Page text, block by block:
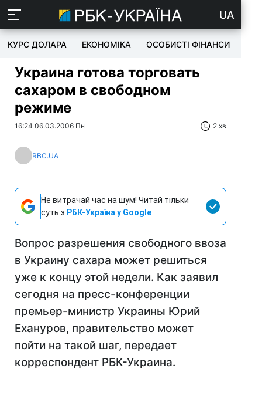
UA
КУРС ДОЛАРА ЕКОНОМІКА ОСОБИСТІ ФІНАНСИ
Украина готова торговать
сахаром в свободном
режиме
16:24 06.03.2006 Пн 2 хв
RBC.UA
Не витрачай час на шум! Читай тільки
суть з РБК-Україна у Google
Вопрос разрешения свободного ввоза
в Украину сахара может решиться
уже к концу этой недели. Как заявил
сегодня на пресс-конференции
премьер-министр Украины Юрий
Ехануров, правительство может
пойти на такой шаг, передает
корреспондент РБК-Украина.